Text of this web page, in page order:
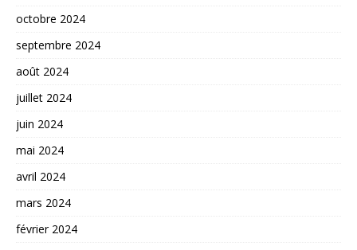
octobre 2024
septembre 2024
août 2024
juillet 2024
juin 2024
mai 2024
avril 2024
mars 2024
février 2024